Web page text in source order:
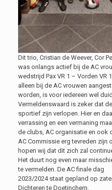
Dit trio, Cristian de Weever, Cor
was onlangs actief bij de AC
wedstrijd Pax VR 1 – Vorden VR
alleen bij de AC vrouwen
worden, is voor iedereen wel
Vermeldenswaard is zeker dat
sportief zijn verlopen. Hier en
verrassing en een vermaning
de clubs, AC organisatie en ook
AC Commissie erg tevreden zijn
hopen wij dat dit zich zal
Het duurt nog even maar
te vermelden. De AC finale dag
2023/2024 staat gepland op
Dichteren te Doetinchem.